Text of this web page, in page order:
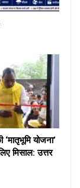
‘मातृभूमि योजना’
मिसाल: उत्तर